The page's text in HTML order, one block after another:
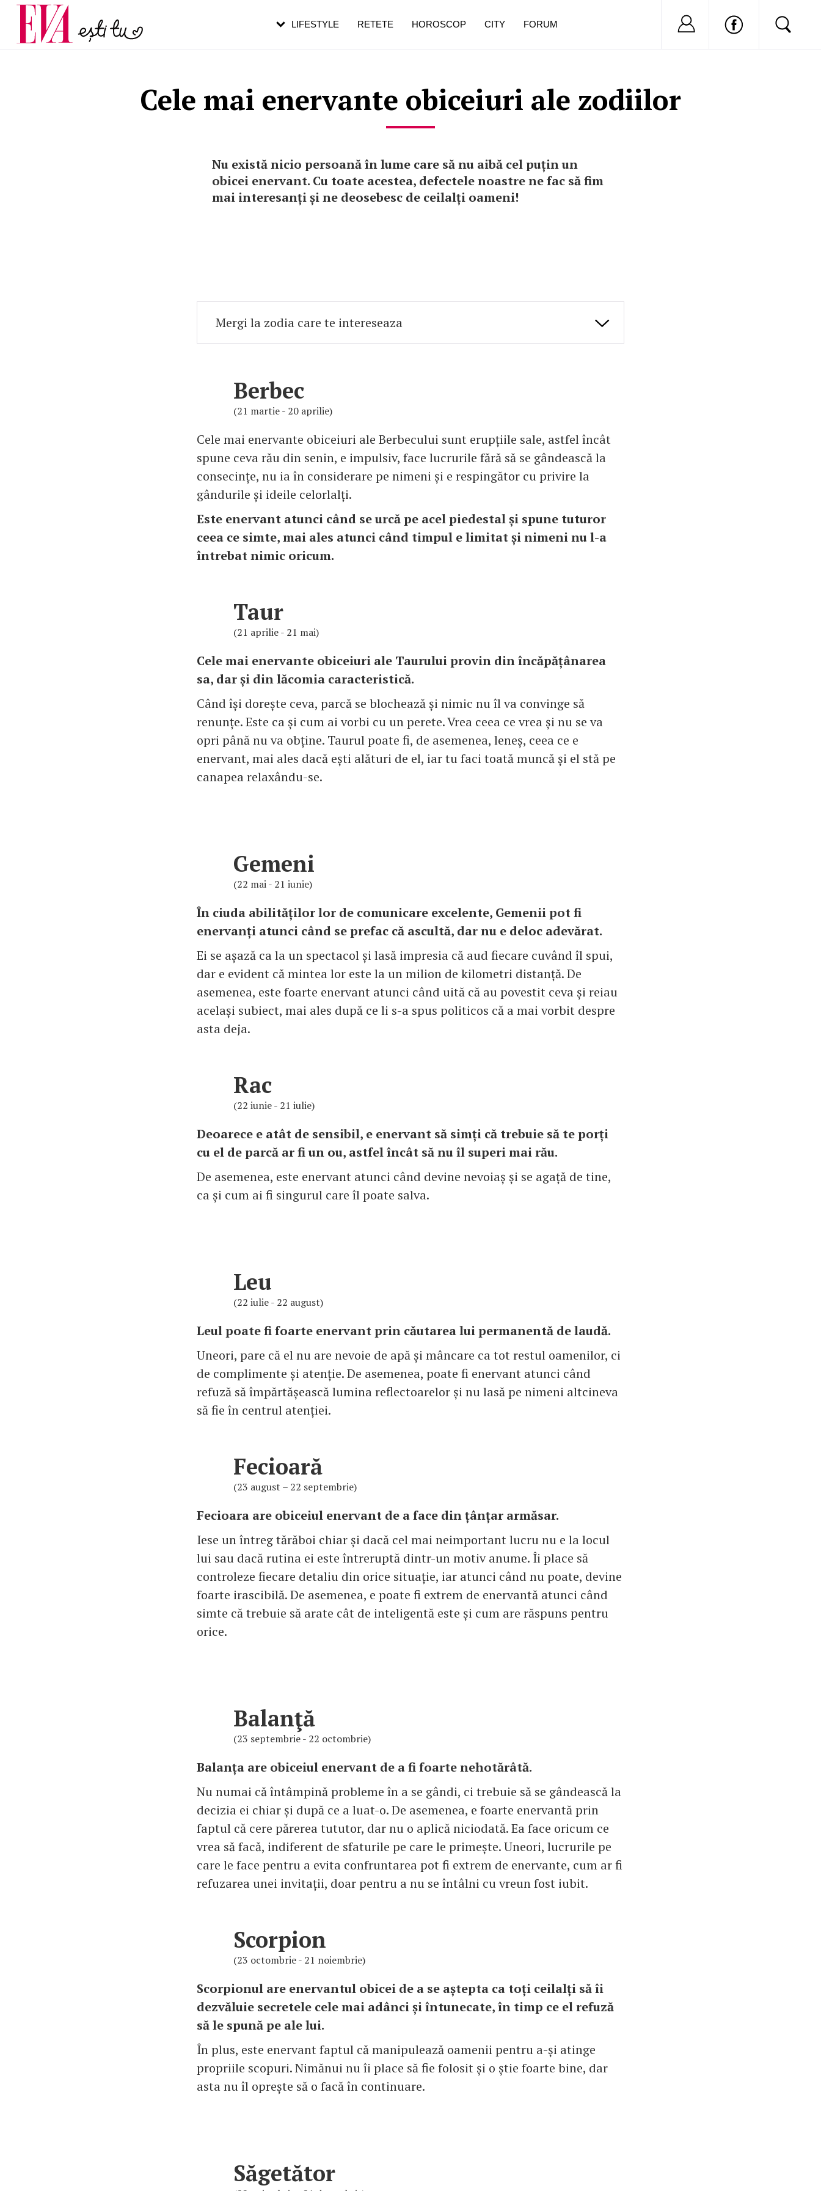
Cele mai enervante obiceiuri ale zodiilor
Nu există nicio persoană în lume care să nu aibă cel puțin un
obicei enervant. Cu toate acestea, defectele noastre ne fac să fim
mai interesanți și ne deosebesc de ceilalți oameni!
Berbec
(21 martie - 20 aprilie)
Cele mai enervante obiceiuri ale Berbecului sunt erupțiile sale, astfel încât
spune ceva rău din senin, e impulsiv, face lucrurile fără să se gândească la
consecințe, nu ia în considerare pe nimeni și e respingător cu privire la
gândurile și ideile celorlalți.
Este enervant atunci când se urcă pe acel piedestal și spune tuturor
ceea ce simte, mai ales atunci când timpul e limitat și nimeni nu l-a
întrebat nimic oricum.
Taur
(21 aprilie - 21 mai)
Cele mai enervante obiceiuri ale Taurului provin din încăpățânarea
sa, dar și din lăcomia caracteristică.
Când își dorește ceva, parcă se blochează și nimic nu îl va convinge să
renunțe. Este ca și cum ai vorbi cu un perete. Vrea ceea ce vrea și nu se va
opri până nu va obține. Taurul poate fi, de asemenea, leneș, ceea ce e
enervant, mai ales dacă ești alături de el, iar tu faci toată muncă și el stă pe
canapea relaxându-se.
Gemeni
(22 mai - 21 iunie)
În ciuda abilităților lor de comunicare excelente, Gemenii pot fi
enervanți atunci când se prefac că ascultă, dar nu e deloc adevărat.
Ei se așază ca la un spectacol și lasă impresia că aud fiecare cuvând îl spui,
dar e evident că mintea lor este la un milion de kilometri distanță. De
asemenea, este foarte enervant atunci când uită că au povestit ceva și reiau
același subiect, mai ales după ce li s-a spus politicos că a mai vorbit despre
asta deja.
Rac
(22 iunie - 21 iulie)
Deoarece e atât de sensibil, e enervant să simți că trebuie să te porți
cu el de parcă ar fi un ou, astfel încât să nu îl superi mai rău.
De asemenea, este enervant atunci când devine nevoiaș și se agață de tine,
ca și cum ai fi singurul care îl poate salva.
Leu
(22 iulie - 22 august)
Leul poate fi foarte enervant prin căutarea lui permanentă de laudă.
Uneori, pare că el nu are nevoie de apă și mâncare ca tot restul oamenilor, ci
de complimente și atenție. De asemenea, poate fi enervant atunci când
refuză să împărtășească lumina reflectoarelor și nu lasă pe nimeni altcineva
să fie în centrul atenției.
Fecioară
(23 august – 22 septembrie)
Fecioara are obiceiul enervant de a face din țânțar armăsar.
Iese un întreg tărăboi chiar și dacă cel mai neimportant lucru nu e la locul
lui sau dacă rutina ei este întreruptă dintr-un motiv anume. Îi place să
controleze fiecare detaliu din orice situație, iar atunci când nu poate, devine
foarte irascibilă. De asemenea, e poate fi extrem de enervantă atunci când
simte că trebuie să arate cât de inteligentă este și cum are răspuns pentru
orice.
Balanţă
(23 septembrie - 22 octombrie)
Balanța are obiceiul enervant de a fi foarte nehotărâtă.
Nu numai că întâmpină probleme în a se gândi, ci trebuie să se gândească la
decizia ei chiar și după ce a luat-o. De asemenea, e foarte enervantă prin
faptul că cere părerea tututor, dar nu o aplică niciodată. Ea face oricum ce
vrea să facă, indiferent de sfaturile pe care le primește. Uneori, lucrurile pe
care le face pentru a evita confruntarea pot fi extrem de enervante, cum ar fi
refuzarea unei invitații, doar pentru a nu se întâlni cu vreun fost iubit.
Scorpion
(23 octombrie - 21 noiembrie)
Scorpionul are enervantul obicei de a se aștepta ca toți ceilalți să îi
dezvăluie secretele cele mai adânci și întunecate, în timp ce el refuză
să le spună pe ale lui.
În plus, este enervant faptul că manipulează oamenii pentru a-și atinge
propriile scopuri. Nimănui nu îi place să fie folosit și o știe foarte bine, dar
asta nu îl oprește să o facă în continuare.
Săgetător
LIFESTYLE RETETE HOROSCOP CITY FORUM Nu ai cont?
Carieră
Actualitate
pe măsură ce înaintezi în vârstă
de dureroasă este investigația